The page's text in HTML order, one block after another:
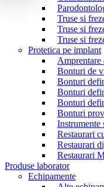
Truse si
Truse si
Truse si
Protetica pe implant
Bonturi de
Bonturi
Bonturi
Bonturi
Bonturi
Instrumente
Restaurari
Restaurari
Restaurari
Produse laborator
Echipamente